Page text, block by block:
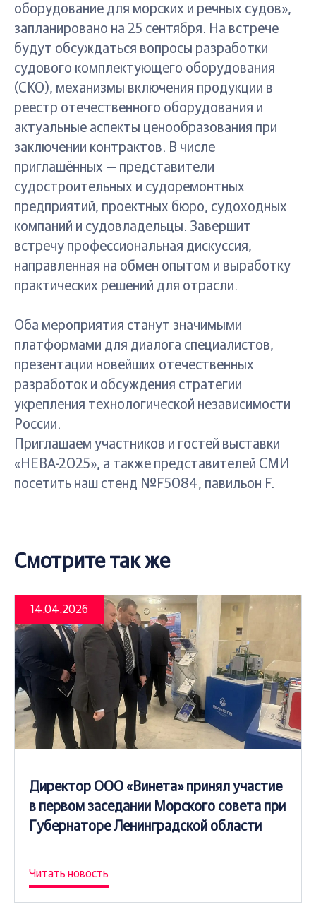
оборудование для морских и речных судов»,
запланировано на 25 сентября. На встрече
будут обсуждаться вопросы разработки
судового комплектующего оборудования
(СКО), механизмы включения продукции в
реестр отечественного оборудования и
актуальные аспекты ценообразования при
заключении контрактов. В числе
приглашённых — представители
судостроительных и судоремонтных
предприятий, проектных бюро, судоходных
компаний и судовладельцы. Завершит
встречу профессиональная дискуссия,
направленная на обмен опытом и выработку
практических решений для отрасли.
Оба мероприятия станут значимыми
платформами для диалога специалистов,
презентации новейших отечественных
разработок и обсуждения стратегии
укрепления технологической независимости
России.
Приглашаем участников и гостей выставки
«НЕВА-2025», а также представителей СМИ
посетить наш стенд №F5084, павильон F.
Смотрите так же
14.04.2026
Директор ООО «Винета» принял участие
в первом заседании Морского совета при
Губернаторе Ленинградской области
Читать новость